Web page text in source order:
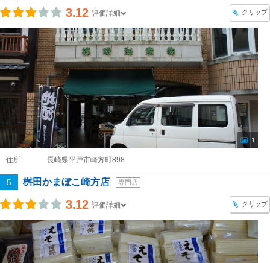
3.12 評価詳細 クリップ
1
住所 長崎県平戸市崎方町898
5 桝田かまぼこ崎方店 専門店
3.12 評価詳細 クリップ